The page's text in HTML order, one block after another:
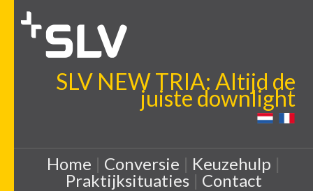
SLV NEW TRIA: Altijd de
juiste downlight
Home | Conversie | Keuzehulp |
Praktijksituaties| Contact